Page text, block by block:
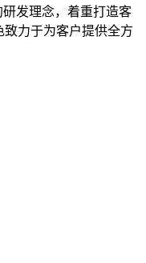
发理念，着重打造客
力于为客户提供全方